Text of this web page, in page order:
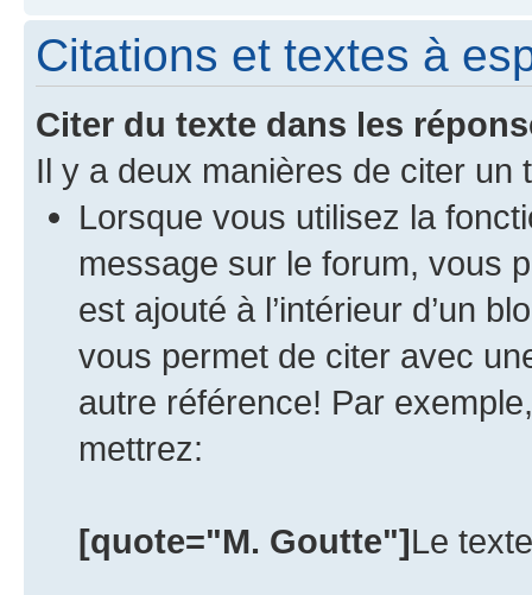
Citations et textes à
Citer du texte dans les
Il y a deux manières de citer
Lorsque vous utilisez la
message sur le forum, vous
est ajouté à l’intérieur d’un
vous permet de citer avec
autre référence! Par
mettrez:
[quote="M. Goutte"]Le